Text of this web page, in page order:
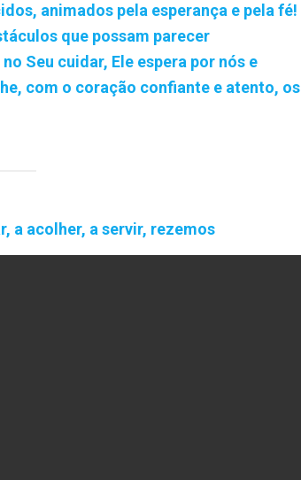
animados pela esperança e pela fé!
que possam parecer
Seu cuidar, Ele espera por nós e
com o coração confiante e atento, os
a acolher, a servir, rezemos